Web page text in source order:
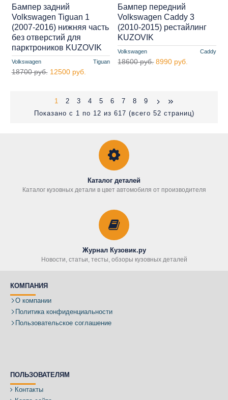
Volkswagen Tiguan
Бампер задний
Volkswagen Tiguan 1
(2007-2016) нижняя часть
без отверстий для
парктроников KUZOVIK
18700 руб. 12500 руб.
Volkswagen Caddy
Бампер передний
Volkswagen Caddy 3
(2010-2015) рестайлинг
KUZOVIK
18600 руб. 8990 руб.
1 2 3 4 5 6 7 8
9
Показано с 1 по 12 из 617 (всего 52 страниц)
Каталог деталей
Каталог кузовных детали в цвет автомобиля от производителя
Журнал Кузовик.ру
Новости, статьи, тесты, обзоры кузовных деталей
КОМПАНИЯ
О компании
Политика конфиденциальности
Пользовательское соглашение
ПОЛЬЗОВАТЕЛЯМ
Контакты